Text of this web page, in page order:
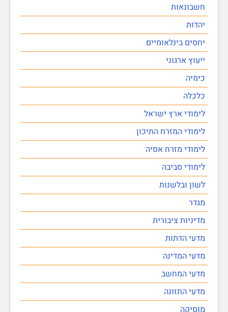
חשבונאות
יהדות
יחסים בינלאומיים
ייעוץ ארגוני
כימיה
כלכלה
לימודי ארץ ישראל
לימודי המזרח התיכון
לימודי מזרח אסיה
לימודי סביבה
לשון ובלשנות
מגדר
מדיניות ציבורית
מדעי הדתות
מדעי המדינה
מדעי המחשב
מדעי התזונה
מוסיקה